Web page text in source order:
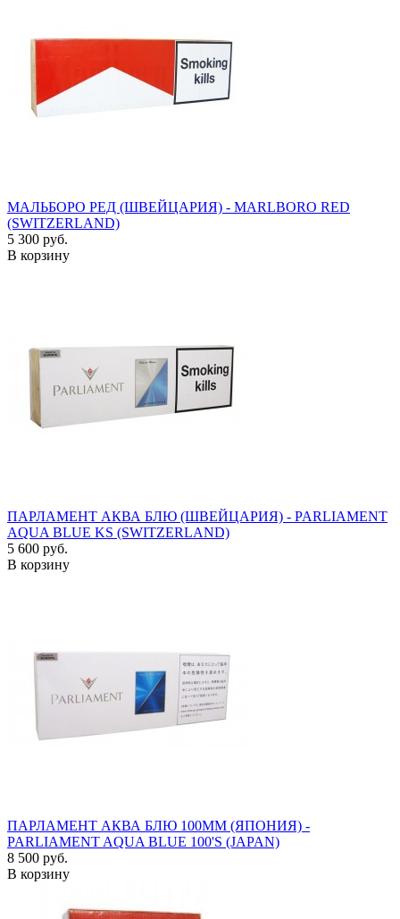
МАЛЬБОРО РЕД (ШВЕЙЦАРИЯ) - MARLBORO RED
(SWITZERLAND)
5 300 руб.
В корзину
ПАРЛАМЕНТ АКВА БЛЮ (ШВЕЙЦАРИЯ) - PARLIAMENT
AQUA BLUE KS (SWITZERLAND)
5 600 руб.
В корзину
ПАРЛАМЕНТ АКВА БЛЮ 100ММ (ЯПОНИЯ) -
PARLIAMENT AQUA BLUE 100'S (JAPAN)
8 500 руб.
В корзину